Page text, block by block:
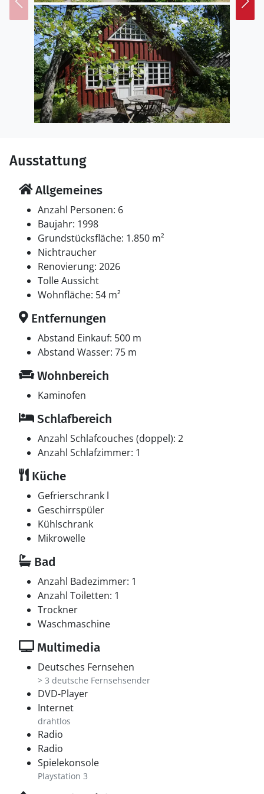
Schaukel.Wippe. Parkplatz auf dem Grundstück.
Einrichtung
Das Ferienhaus eignet sich für 6 Personen sowie 1
Kleinkind bis zu 3 Jahren. Die Ferienunterkunft hat eine
Wohnfläche von 54 m² und wurde 1998 gebaut. 2026
wurde die Ferienunterkunft teilweise renoviert.
Haustiere dürfen nicht mitgebracht werden. Die
Ferienunterkunft ist mit Waschmaschine ausgestattet.
Nutzinhalt. Es gibt außerdem einen Kaminofen. Für die
jüngsten Feriengäste ist 1 Kinderhochstuhl vorhanden.
Schlafverhältnisse
Es gibt einen Schlafraum. 2 Schlafplätze in elektrisch
verstellbaren Betten. 2 Schlafplätze auf einer
Doppelschlafcouch. 2 Schlafplätze auf Matratzen. 2 von
diesen Schlafplätzen befinden sich im offenen
Obergeschoss. Ferner steht ein Kinderbett zur
Verfügung.
Multimedien
In der Ferienunterkunft gibt es 2 Fernseher. DVD-
Player. Radio. Stereoanlage. DAB, MP3 und Bluetooth
Anschluss. Playstation 3. Mindestens 4 dänische
Fernsehsender. Es steht kabellose Internetverbindung
zur Verfügung.
Ausstattung
Allgemeines
Anzahl Personen: 6
Baujahr: 1998
Grundstücksfläche: 1.850 m²
Nichtraucher
Renovierung: 2026
Tolle Aussicht
Wohnfläche: 54 m²
Entfernungen
Abstand Einkauf: 500 m
Abstand Wasser: 75 m
Wohnbereich
Kaminofen
Schlafbereich
Anzahl Schlafcouches (doppel): 2
Anzahl Schlafzimmer: 1
Küche
Gefrierschrank l
Geschirrspüler
Kühlschrank
Mikrowelle
Bad
Anzahl Badezimmer: 1
Anzahl Toiletten: 1
Trockner
Waschmaschine
Multimedia
Deutsches Fernsehen
> 3 deutsche Fernsehsender
DVD-Player
Internet
drahtlos
Radio
Radio
Spielekonsole
Playstation 3